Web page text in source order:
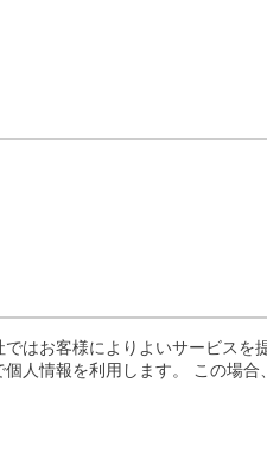
はお客様によりよいサービスを
人情報を利用します。 この場